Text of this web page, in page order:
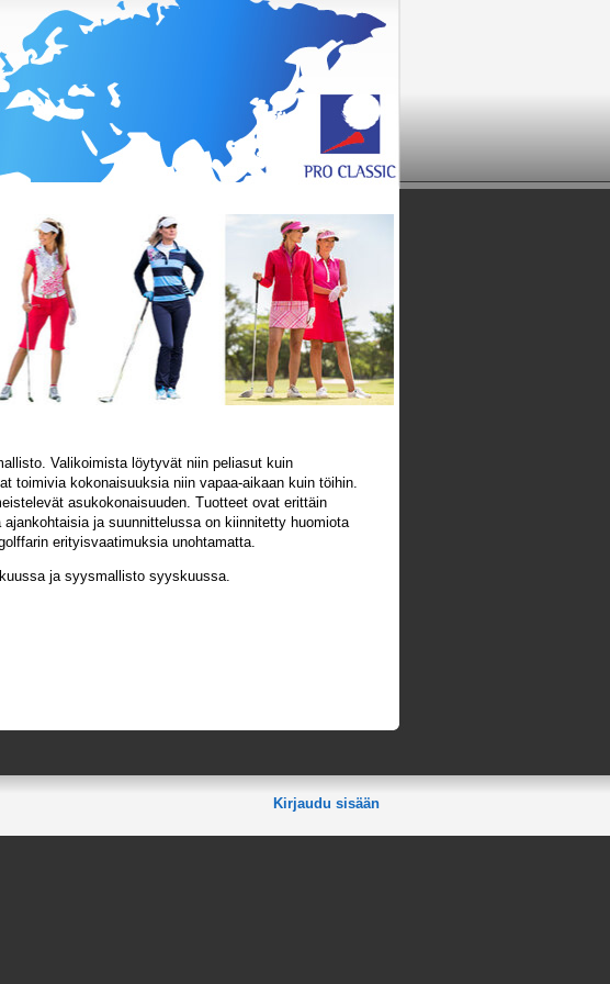
Valikoimista löytyvät niin peliasut kuin
toimivia kokonaisuuksia niin vapaa-aikaan kuin töihin.
asukokonaisuuden. Tuotteet ovat erittäin
ja suunnittelussa on kiinnitetty huomiota
erityisvaatimuksia unohtamatta.
ja syysmallisto syyskuussa.
Kirjaudu sisään